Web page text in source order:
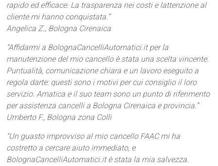
rapido ed efficace. La trasparenza nei costi e lattenzione al
cliente mi hanno conquistata.”
Angelica Z., Bologna Cirenaica
“Affidarmi a BolognaCancelliAutomatici.it per la
manutenzione del mio cancello è stata una scelta vincente.
Puntualità, comunicazione chiara e un lavoro eseguito a
regola darte: questi sono i motivi per cui consiglio il loro
servizio. Amatica e il suo team sono un punto di riferimento
per assistenza cancelli a Bologna Cirenaica e provincia.”
Umberto F., Bologna zona Colli
“Un guasto improvviso al mio cancello FAAC mi ha
costretto a cercare aiuto immediato, e
BolognaCancelliAutomatici.it è stata la mia salvezza.